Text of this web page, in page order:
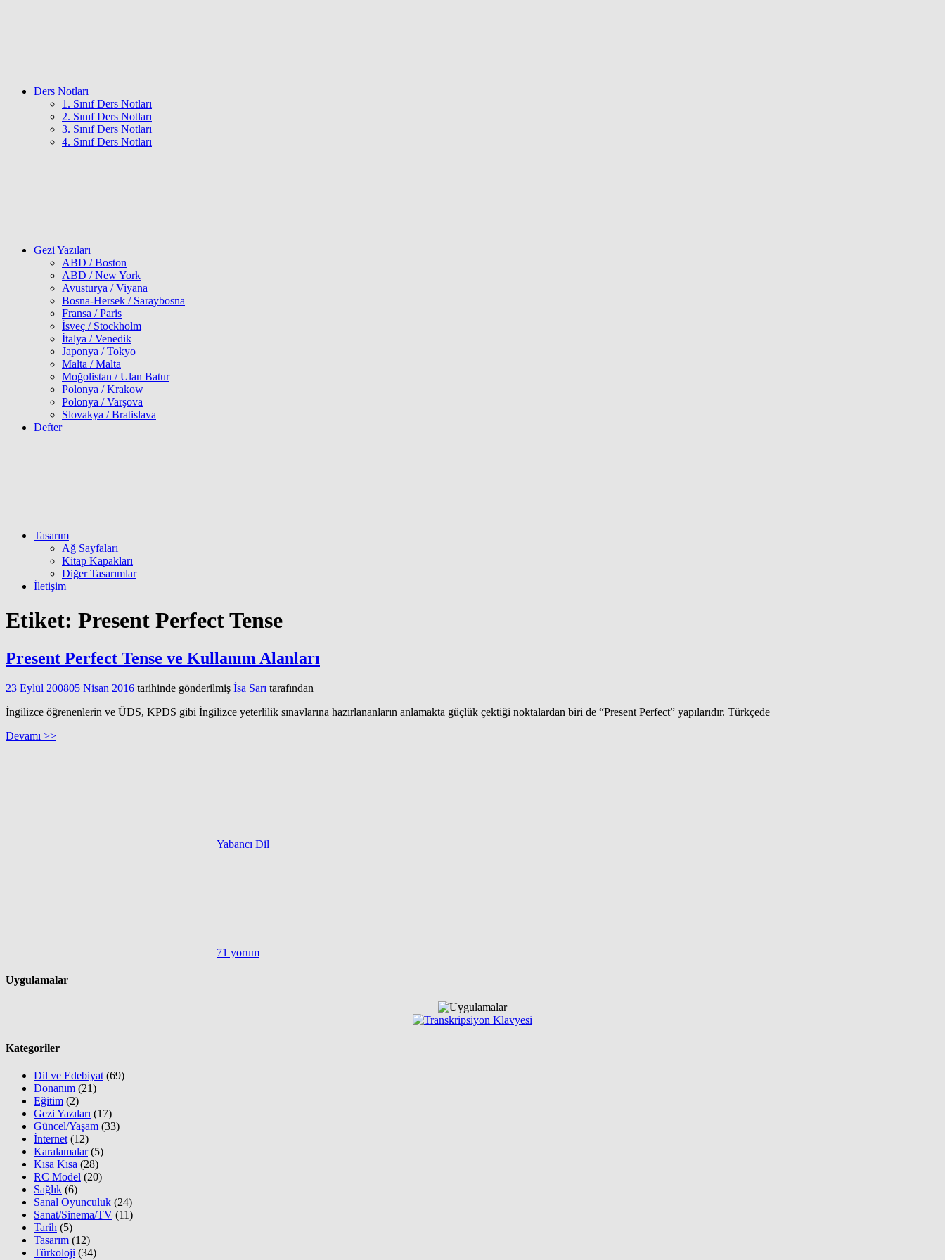
Ders Notları
1. Sınıf Ders Notları
2. Sınıf Ders Notları
3. Sınıf Ders Notları
4. Sınıf Ders Notları
Gezi Yazıları
ABD / Boston
ABD / New York
Avusturya / Viyana
Bosna-Hersek / Saraybosna
Fransa / Paris
İsveç / Stockholm
İtalya / Venedik
Japonya / Tokyo
Malta / Malta
Moğolistan / Ulan Batur
Polonya / Krakow
Polonya / Varşova
Slovakya / Bratislava
Defter
Tasarım
Ağ Sayfaları
Kitap Kapakları
Diğer Tasarımlar
İletişim
Etiket: Present Perfect Tense
Present Perfect Tense ve Kullanım Alanları
23 Eylül 200805 Nisan 2016 tarihinde gönderilmiş İsa Sarı tarafından
İngilizce öğrenenlerin ve ÜDS, KPDS gibi İngilizce yeterlilik sınavlarına hazırlananların anlamakta güçlük çektiği noktalardan biri de “Present Perfect” yapılarıdır. Türkçede
Devamı >>
Yabancı Dil
71 yorum
Uygulamalar
Kategoriler
Dil ve Edebiyat (69)
Donanım (21)
Eğitim (2)
Gezi Yazıları (17)
Güncel/Yaşam (33)
İnternet (12)
Karalamalar(5)
Kısa Kısa (28)
RC Model (20)
Sağlık (6)
Sanal Oyunculuk (24)
Sanat/Sinema/TV (11)
Tarih (5)
Tasarım (12)
Türkoloji (34)